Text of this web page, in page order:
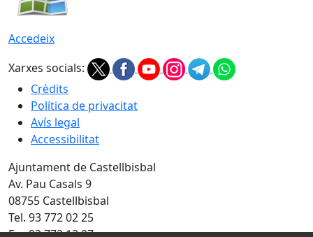
Accedeix
Xarxes socials:
Crèdits
Política de privacitat
Avís legal
Accessibilitat
Ajuntament de Castellbisbal
Av. Pau Casals 9
08755 Castellbisbal
Tel. 93 772 02 25